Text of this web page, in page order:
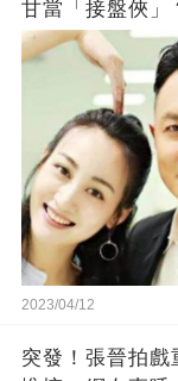
甘當「接盤俠」
2023/04/12
突發！張晉拍